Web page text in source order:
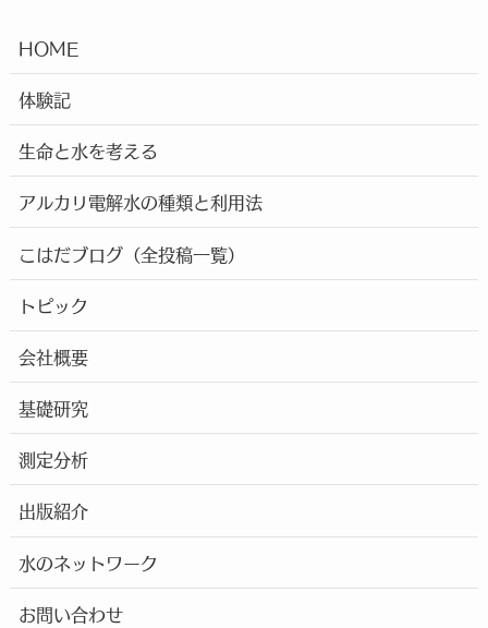
HOME
体験記
生命と水を考える
アルカリ電解水の種類と利用法
こはだブログ（全投稿一覧）
トピック
会社概要
基礎研究
測定分析
出版紹介
水のネットワーク
お問い合わせ